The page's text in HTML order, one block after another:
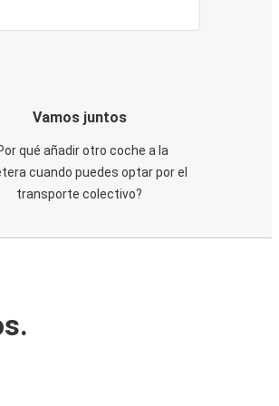
Vamos juntos
qué añadir otro coche a la
cuando puedes optar por el
transporte colectivo?